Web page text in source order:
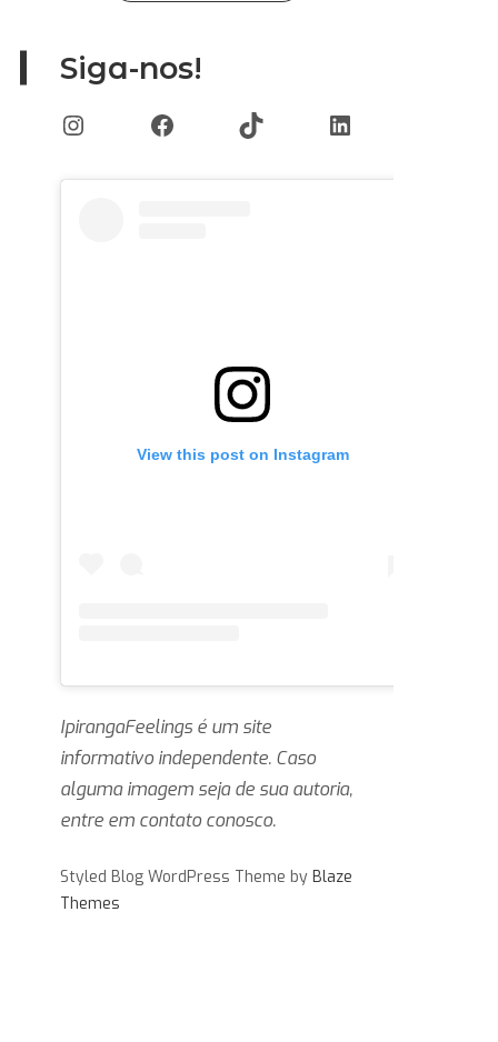
Siga-nos!
InstagramFacebookTikTok LinkedIn
View this post on Instagram
IpirangaFeelings é um site
informativo independente. Caso
alguma imagem seja de sua autoria,
entre em contato conosco.
Styled Blog WordPress Theme by Blaze
Themes